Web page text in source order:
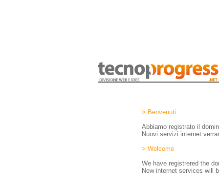
> Benvenuti
Abbiamo registrato il
Nuovi servizi internet
> Welcome
We have registrered the
New internet services will